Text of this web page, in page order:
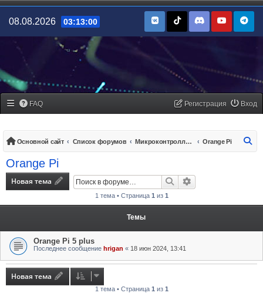
08.08.2026 03:13:00
FAQ Вход
Регистрация
Основной сайт Список форумов Микроконтроллеры/платы управления Orange Pi
Orange Pi
Новая тема Поиск
1 тема • Страница 1 из 1
Темы
Orange Pi 5 plus
Последнее сообщение hrigan « 18 июн 2024, 13:41
Новая тема
1 тема • Страница 1 из 1